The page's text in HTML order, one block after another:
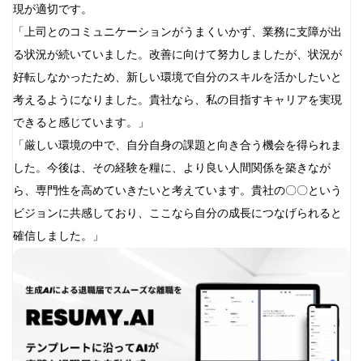
現が適切です。
「上司とのコミュニケーションがうまくいかず、業務に支障が出
る状況が続いていました。改善に向けて努力しましたが、状況が
好転しなかったため、新しい環境で自分のスキルを活かしたいと
考えるようになりました。貴社なら、私の目指すキャリアを実現
できると感じています。」
「厳しい環境の中で、自分自身の課題と向き合う機会を得られま
した。今後は、その経験を糧に、より良い人間関係を築きなが
ら、専門性を高めていきたいと考えています。貴社の〇〇という
ビジョンに共感しており、ここなら自分の成長につなげられると
確信しました。」